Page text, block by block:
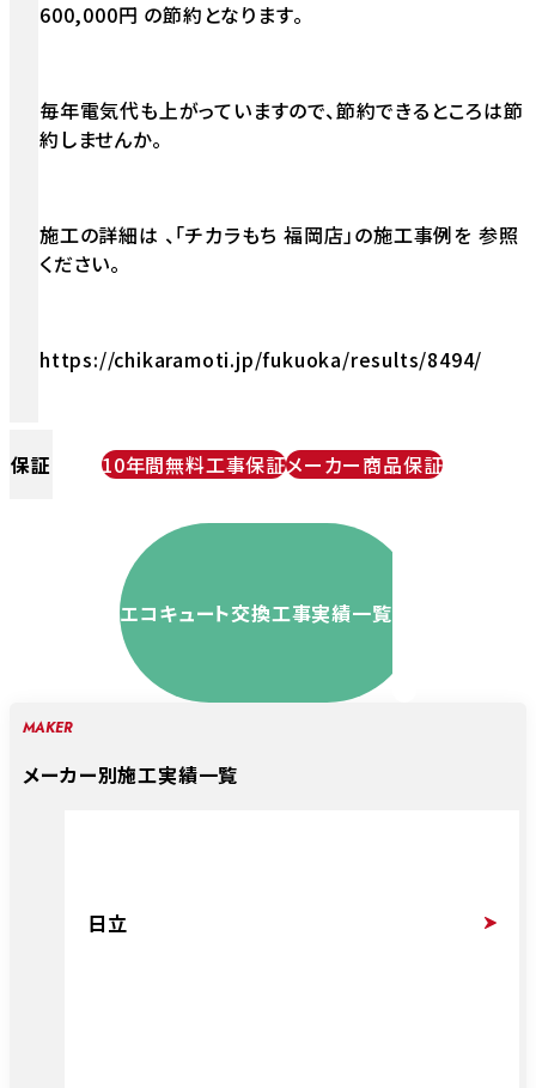
600,000円 の節約となります。
毎年電気代も上がっていますので、節約できるところは節
約しませんか。
施工の詳細は 、「チカラもち 福岡店」の施工事例を 参照
ください。
https://chikaramoti.jp/fukuoka/results/8494/
保証 10年間無料工事保証メーカー商品保証
エコキュート交換工事実績一覧
MAKER
メーカー別施工実績一覧
日立